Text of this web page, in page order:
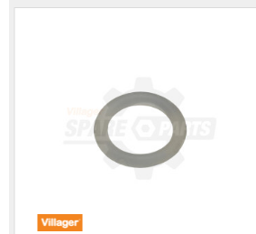
Anti-spam zaštita - izračunajte koliko je 9 - 4 :